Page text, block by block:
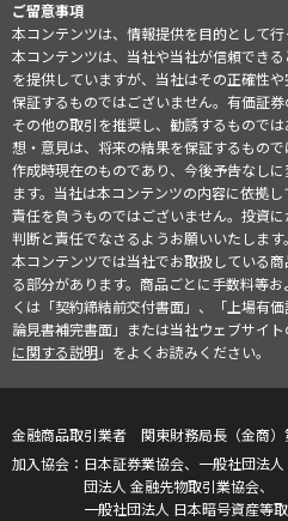
ご留意事項
本コンテンツは、情報提供を目的として行
本コンテンツは、当社や当社が信頼でき
を提供していますが、当社はその正確性
保証するものではございません。有価証券
その他の取引を推奨し、勧誘するもので
想・意見は、将来の結果を保証するもの
作成時現在のものであり、今後予告なし
ます。当社は本コンテンツの内容に依拠
責任を負うものではございません。投資
判断と責任でなさるようお願いいたします。
本コンテンツでは当社でお取扱している
る部分があります。商品ごとに手数料等
くは「契約締結前交付書面」、「上場有
論見書補完書面」または当社ウェブサイ
に関する説明」をよくお読みください。
金融商品取引業者 関東財務局長（金商）
日本証券業協会、一般社団法
団法人 金融先物取引業協会、
一般社団法人 日本暗号資産等